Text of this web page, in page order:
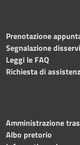
Prenotazione
Segnalazione
Leggi le FAQ
Richiesta di
Amministrazione
Albo pretorio